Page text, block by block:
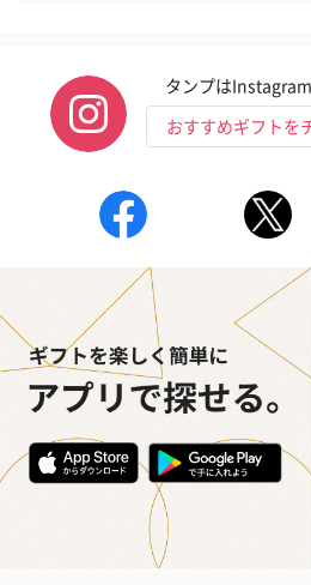
タンプは
おすすめギフトを